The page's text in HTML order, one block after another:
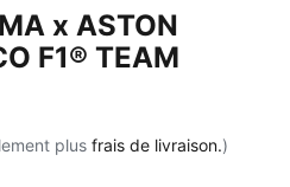
x ASTON
F1® TEAM
plus frais de livraison.)